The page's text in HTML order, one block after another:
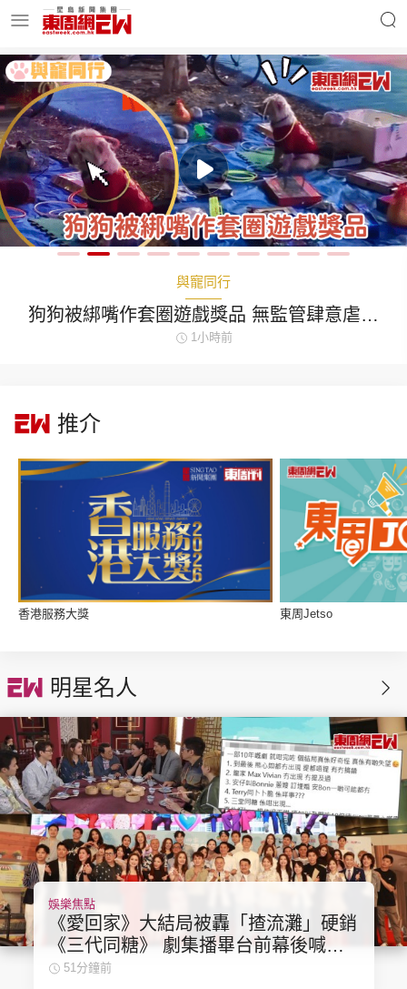
明星名人 時事財經
東周Ladies 優享生活
集團旗下品牌
東周刊 cazbuyer 東Touch
PCM 電腦廣場 星島日報
頭條日報 星島環球 The Standard
親子王 Oh!爸媽 JobMarket
頭條搵工
與寵同行
狗狗被綁嘴作套圈遊戲獎品 無監管肆意虐待
動物
1小時前
推介
香港服務大獎 東周Jetso
明星名人
娛樂焦點
《愛回家》大結局被轟「揸流灘」硬銷
《三代同糖》 劇集播畢台前幕後喊爆
場面感人
51分鐘前